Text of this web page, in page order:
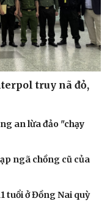
truy nã đỏ,
an lừa đảo "chạy
ngã chồng cũ của
tuổi ở Đồng Nai quỳ